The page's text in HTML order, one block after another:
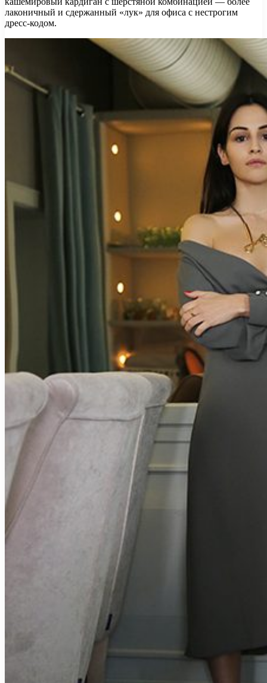
лаконичный и сдержанный «лук» для офиса с нестрогим
дресс-кодом.